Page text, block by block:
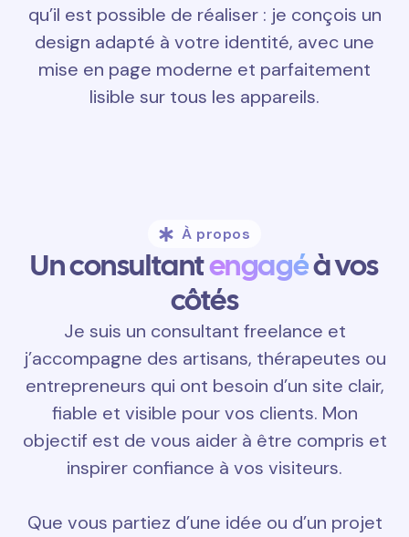
qu’il est possible de réaliser : je conçois un
design adapté à votre identité, avec une
mise en page moderne et parfaitement
lisible sur tous les appareils.
À propos
Un consultantengagéà vos
côtés
Je suis un consultant freelance et
j’accompagne des artisans, thérapeutes ou
entrepreneurs qui ont besoin d’un site clair,
fiable et visible pour vos clients. Mon
objectif est de vous aider à être compris et
inspirer confiance à vos visiteurs.
Que vous partiez d’une idée ou d’un projet